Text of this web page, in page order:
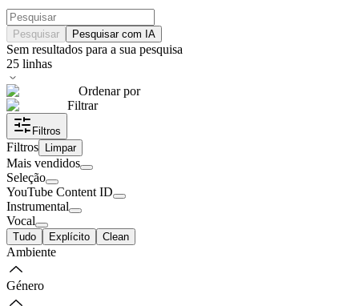
Pesquisar Pesquisar com IA
Sem resultados para a sua pesquisa
25 linhas
Ordenar por
Filtrar
Filtros
Filtros Limpar
Mais vendidos
Seleção
YouTube Content ID
Instrumental
Vocal
Tudo Explícito Clean
Ambiente
Género